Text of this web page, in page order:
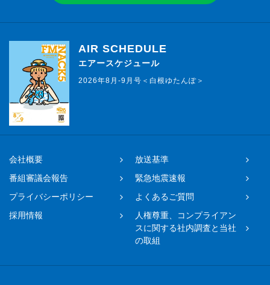
AIR SCHEDULE
エアースケジュール
2026年8月-9月号＜白根ゆたんぽ＞
会社概要
放送基準
番組審議会報告
緊急地震速報
プライバシーポリシー
よくあるご質問
採用情報
人権尊重、コンプライアン
スに関する社内調査と当社
の取組